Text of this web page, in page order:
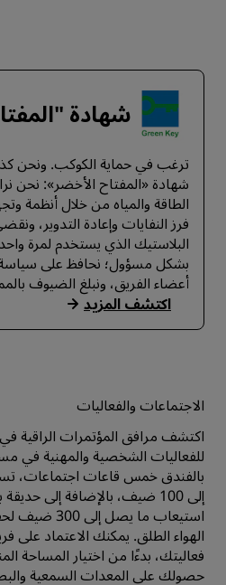
شهادة
ترغب في حماية الكوكب. ونحن
شهادة «المفتاح الأخضر»: نحن
الطاقة والمياه من خلال أنظمة
فرز النفايات وإعادة التدوير،
البلاستيك الذي يستخدم لمرة
بشكل مسؤول؛ نحافظ على سياسة
أعضاء الفريق، ونبلغ الضيوف
اكتشف المزيد
الاجتماعات والفعاليات
اكتشف مرافق المؤتمرات الراقية
للفعاليات الشخصية والمهنية في
بالفندق خمس قاعات اجتماعات،
إلى 100 ضيف، بالإضافة إلى
استيعاب ما
الهواء الطلق. يمكنك الاعتماد على
فعاليتك، بدءًا من اختيار المساحة
حصولك على المعدات السمعية